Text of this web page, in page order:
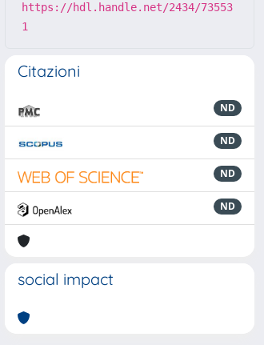
https://hdl.handle.net/2434/73553
1
Citazioni
ND
ND
ND
ND
social impact